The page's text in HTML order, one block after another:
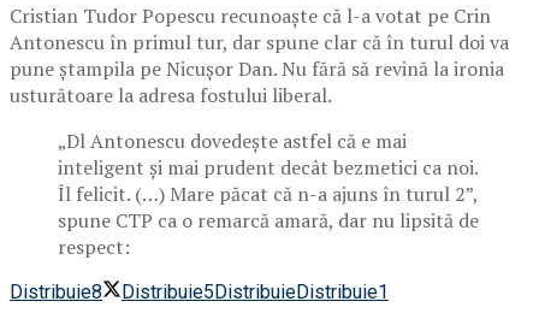
Cristian Tudor Popescu recunoaște că l-a votat pe Crin
Antonescu în primul tur, dar spune clar că în turul doi va
pune ștampila pe Nicușor Dan. Nu fără să revină la ironia
usturătoare la adresa fostului liberal.
„Dl Antonescu dovedește astfel că e mai
inteligent și mai prudent decât bezmetici ca noi.
Îl felicit. (…) Mare păcat că n-a ajuns în turul 2”,
spune CTP ca o remarcă amară, dar nu lipsită de
respect:
Distribuie8 Distribuie5DistribuieDistribuie1